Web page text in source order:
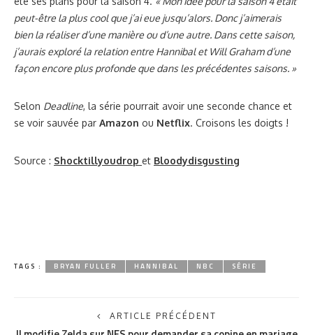
peut-être la plus cool que j’ai eue jusqu’alors. Donc j’aimerais
bien la réaliser d’une manière ou d’une autre. Dans cette saison,
j’aurais exploré la relation entre Hannibal et Will Graham d’une
façon encore plus profonde que dans les précédentes saisons. »
Selon Deadline, la série pourrait avoir une seconde chance et
se voir sauvée par Amazon ou Netflix. Croisons les doigts !
Source : Shocktillyoudrop et Bloodydisgusting
TAGS : BRYAN FULLER HANNIBAL NBC SÉRIE
ARTICLE PRÉCÉDENT